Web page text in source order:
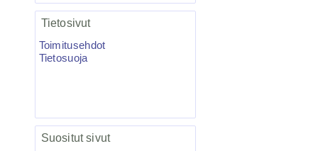
Salmo Hornet 5F vaappu blanco 5kpl
Tietosivut
Toimitusehdot
Tietosuoja
Suositut sivut